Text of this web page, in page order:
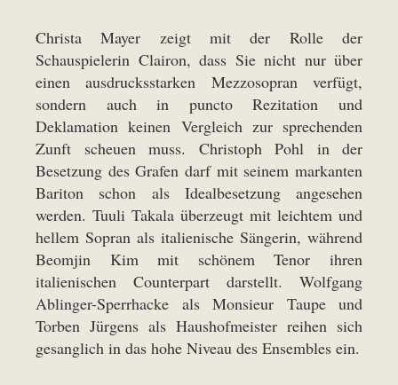
Christa Mayer zeigt mit der Rolle der
Schauspielerin Clairon, dass Sie nicht nur über
einen ausdrucksstarken Mezzosopran verfügt,
sondern auch in puncto Rezitation und
Deklamation keinen Vergleich zur sprechenden
Zunft scheuen muss. Christoph Pohl in der
Besetzung des Grafen darf mit seinem markanten
Bariton schon als Idealbesetzung angesehen
werden. Tuuli Takala überzeugt mit leichtem und
hellem Sopran als italienische Sängerin, während
Beomjin Kim mit schönem Tenor ihren
italienischen Counterpart darstellt. Wolfgang
Ablinger-Sperrhacke als Monsieur Taupe und
Torben Jürgens als Haushofmeister reihen sich
gesanglich in das hohe Niveau des Ensembles ein.